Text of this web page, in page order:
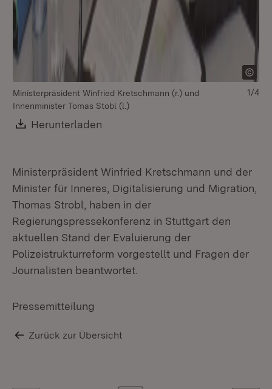
Ministerpräsident Winfried Kretschmann (r.) und
Innenminister Tomas Stobl (l.)
Download:
Herunterladen
1/4
Ministerpräsident Winfried Kretschmann und der
Minister für Inneres, Digitalisierung und Migration,
Thomas Strobl, haben in der
Regierungspressekonferenz in Stuttgart den
aktuellen Stand der Evaluierung der
Polizeistrukturreform vorgestellt und Fragen der
Journalisten beantwortet.
Pressemitteilung
Zurück zur Übersicht